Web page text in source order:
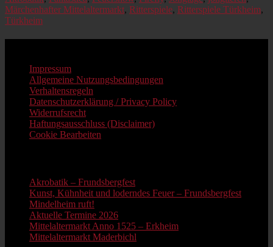
Märchenhafter Mittelaltermarkt, Ritterspiele, Ritterspiele Türkheim,
Türkheim
Impressum
Allgemeine Nutzungsbedingungen
Verhaltensregeln
Datenschutzerklärung / Privacy Policy
Widerrufsrecht
Haftungsausschluss (Disclaimer)
Cookie Bearbeiten
Akrobatik – Frundsbergfest
Kunst, Kühnheit und loderndes Feuer – Frundsbergfest
Mindelheim ruft!
Aktuelle Termine 2026
Mittelaltermarkt Anno 1525 – Erkheim
Mittelaltermarkt Maderbichl